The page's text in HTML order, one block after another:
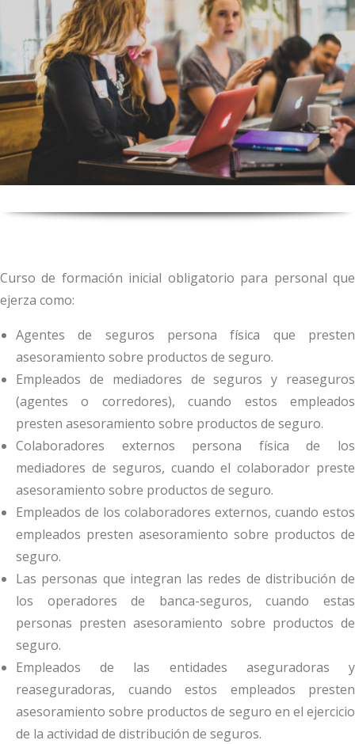
Curso de formación inicial obligatorio para personal que
ejerza como:
Agentes de seguros persona física que presten
asesoramiento sobre productos de seguro.
Empleados de mediadores de seguros y reaseguros
(agentes o corredores), cuando estos empleados
presten asesoramiento sobre productos de seguro.
Colaboradores externos persona física de los
mediadores de seguros, cuando el colaborador preste
asesoramiento sobre productos de seguro.
Empleados de los colaboradores externos, cuando estos
empleados presten asesoramiento sobre productos de
seguro.
Las personas que integran las redes de distribución de
los operadores de banca-seguros, cuando estas
personas presten asesoramiento sobre productos de
seguro.
Empleados de las entidades aseguradoras y
reaseguradoras, cuando estos empleados presten
asesoramiento sobre productos de seguro en el ejercicio
de la actividad de distribución de seguros.